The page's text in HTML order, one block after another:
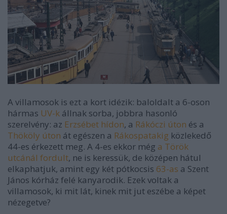
A villamosok is ezt a kort idézik: baloldalt a 6-oson
hármas UV-k állnak sorba, jobbra hasonló
szerelvény: az Erzsébet hídon, a Rákóczi úton és a
Thököly úton át egészen a Rákospatakig közlekedő
44-es érkezett meg. A 4-es ekkor még a Török
utcánál fordult, ne is keressük, de középen hátul
elkaphatjuk, amint egy két pótkocsis 63-as a Szent
János kórház felé kanyarodik. Ezek voltak a
villamosok, ki mit lát, kinek mit jut eszébe a képet
nézegetve?